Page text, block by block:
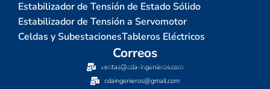
Estabilizador de Tensión de Estado Sólido
Estabilizador de Tensión a Servomotor
Celdas y SubestacionesTableros Eléctricos
Correos
ventas@cda-ingenieros.com
cdaingenieros@gmail.com